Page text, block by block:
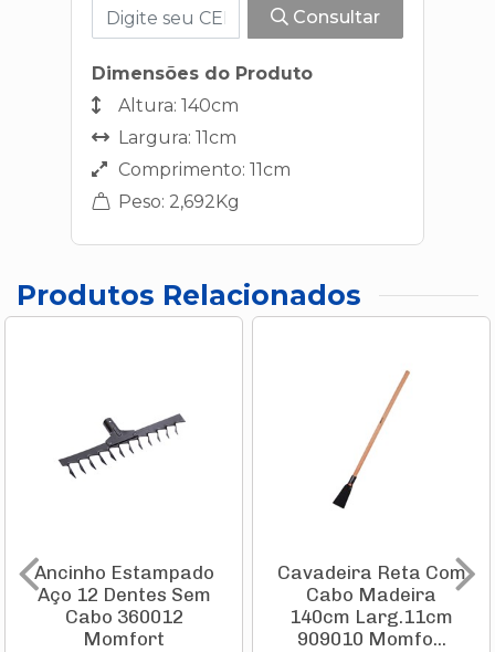
Consultar
Dimensões do Produto
Altura: 140cm
Largura: 11cm
Comprimento: 11cm
Peso: 2,692Kg
Produtos Relacionados
Ancinho Estampado
Aço 12 Dentes Sem
Cabo 360012
Momfort
Cavadeira Reta Com
Cabo Madeira
140cm Larg.11cm
909010 Momfo...